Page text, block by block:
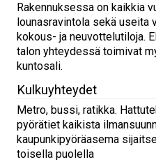
Rakennuksessa on kaikkia
lounasravintola sekä useita
kokous- ja neuvottelutiloja.
talon yhteydessä toimivat
kuntosali.
Kulkuyhteydet
Metro, bussi, ratikka.
pyörätiet kaikista
kaupunkipyöräasema
toisella puolella